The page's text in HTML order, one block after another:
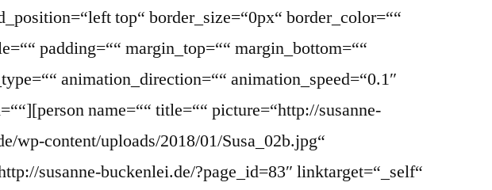
top“ border_size=“0px“ border_color=““
padding=““ margin_top=““ margin_bottom=““
animation_direction=““ animation_speed=“0.1″
name=““ title=““ picture=“http://susanne-
wp-content/uploads/2018/01/Susa_02b.jpg“
susanne-buckenlei.de/?page_id=83″ linktarget=“_self“